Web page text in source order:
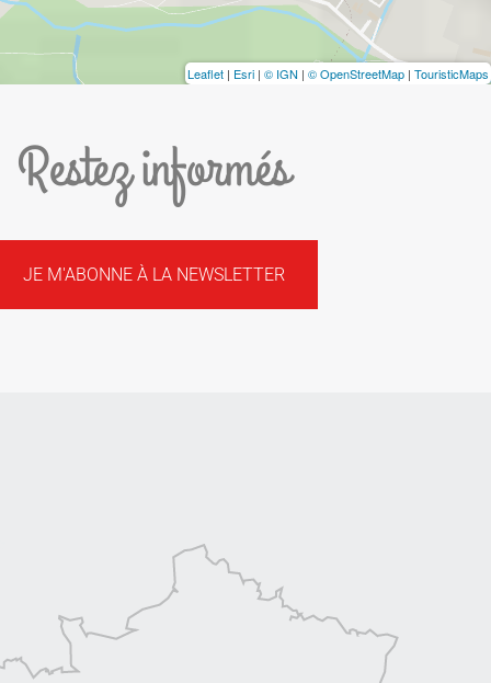
Leaflet | Esri | © IGN | © OpenStreetMap | TouristicMaps
Restez informés
JE M'ABONNE À LA NEWSLETTER